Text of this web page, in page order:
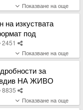
на изкуствата
под
2451
за
НА ЖИВО
8835